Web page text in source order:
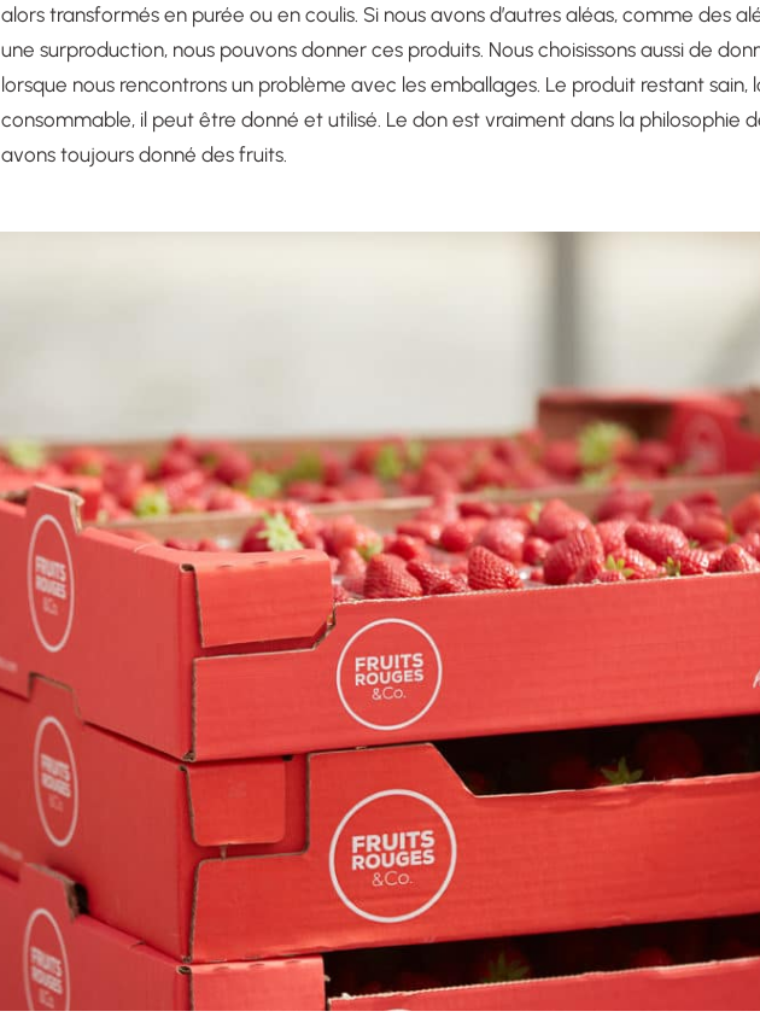
alors transformés en purée ou en coulis. Si nous avons d’autres aléas, comme des
une surproduction, nous pouvons donner ces produits. Nous choisissons aussi de
lorsque nous rencontrons un problème avec les emballages. Le produit restant sain,
consommable, il peut être donné et utilisé. Le don est vraiment dans la philosophie
avons toujours donné des fruits.